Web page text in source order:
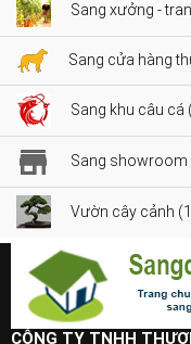
Sang xưởng -
Sang cửa hàng
Sang khu câu cá
Sang showroom
Vườn cây cảnh
CÔNG TY TNHH